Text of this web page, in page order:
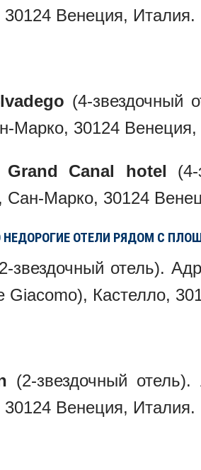
Венеция, Италия.
(4-звездочный
Марко, 30124 Венеция,
Canal hotel
Сан-Марко, 30124
НЕДОРОГИЕ ОТЕЛИ РЯДОМ С
звездочный отель).
Giacomo), Кастелло,
(2-звездочный
Венеция, Италия.